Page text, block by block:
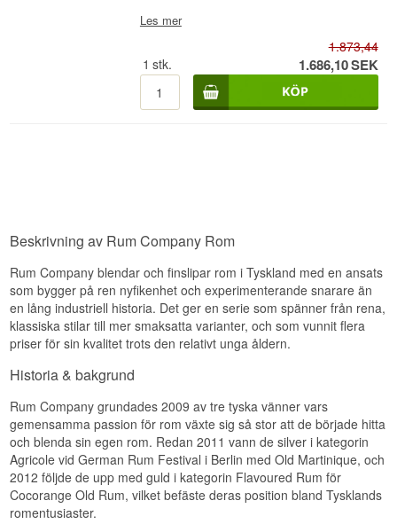
Expertens beskrivning
1423 Special Cask 25 år Rum Company är en
Rom från ett utvalt enfat, lagrad i 25 år och
buteljerad vid 43%.
Romen ges ut av 1423 World Class Spirits, ett
någonsin buteljerat.
Resultatet är en djup, mogen rom där decennier
av fatpåverkan gett plats för en komplex, rundad
karaktär med toner av torkad frukt och krydda.
Smaknoter
Smak
Djup och rundad med russin, mörk choklad och
en touch av tobak.
Eftersmak
Les mer
1.873,44
1 stk. 1.686,10SEK
Beskrivning av Rum Company Rom
Rum Company blendar och finslipar rom i Tyskland med en ansats
som bygger på ren nyfikenhet och experimenterande snarare än
en lång industriell historia. Det ger en serie som spänner från rena,
klassiska stilar till mer smaksatta varianter, och som vunnit flera
priser för sin kvalitet trots den relativt unga åldern.
Historia & bakgrund
Rum Company grundades 2009 av tre tyska vänner vars
gemensamma passion för rom växte sig så stor att de började hitta
och blenda sin egen rom. Redan 2011 vann de silver i kategorin
Agricole vid German Rum Festival i Berlin med Old Martinique, och
2012 följde de upp med guld i kategorin Flavoured Rum för
Cocorange Old Rum, vilket befäste deras position bland Tysklands
romentusiaster.